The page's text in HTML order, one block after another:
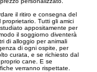
il ritiro e consegna del
Tutti gli amici
appositamente per
il soggiorno diventerà
di alloggio per animali
di ogni ospite, per
curata, e se richiesto dal
cane. E se
verranno rispettate.